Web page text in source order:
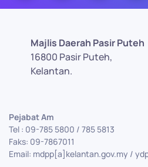
Majlis Daerah Pasir Puteh
16800 Pasir Puteh,
Kelantan.
Pejabat Am
Tel : 09-785 5800 / 785 5813
Faks: 09-7867011
Email: mdpp[a]kelantan.gov.my /